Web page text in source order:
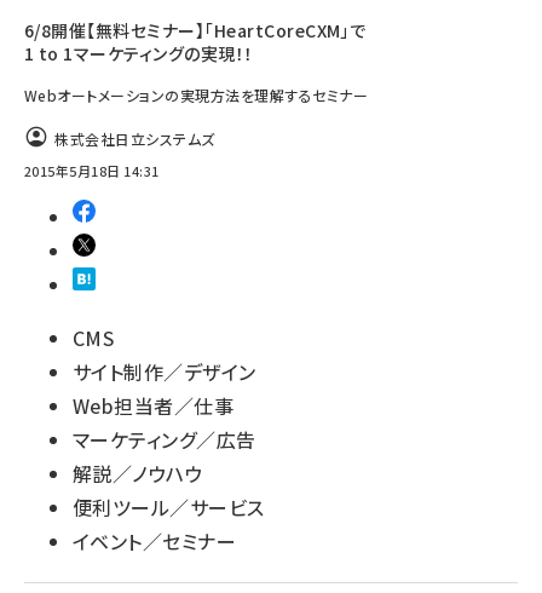
6/8開催【無料セミナー】「HeartCoreCXM」で
1 to 1マーケティングの実現！！
Webオートメーションの実現方法を理解するセミナー
株式会社日立システムズ
2015年5月18日 14:31
CMS
サイト制作／デザイン
Web担当者／仕事
マーケティング／広告
解説／ノウハウ
便利ツール／サービス
イベント／セミナー